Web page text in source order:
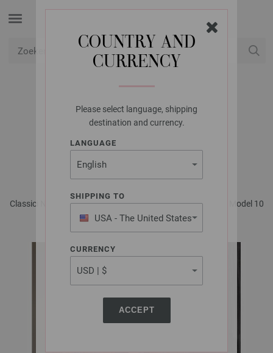
COUNTRY AND
CURRENCY
Please select language, shipping
destination and currency.
LANGUAGE
SHIPPING TO
USA - The United States
of America
CURRENCY
ACCEPT
LANA GROSSA
VEST ALTA MODA
COTOLANA
Classici No. 20 - Tijdschrift (DE) + Breibeschrijvingen (NL) | Model 10